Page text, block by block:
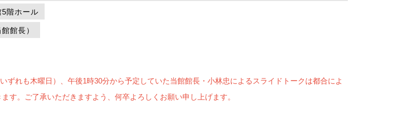
階ホール
館長）
ずれも木曜日）、午後1時30分から予定していた当館館長・小林忠によるスライドトークは都合によ
す。ご了承いただきますよう、何卒よろしくお願い申し上げます。